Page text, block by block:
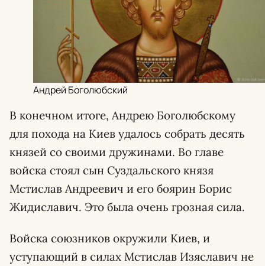
Андрей Боголюбский
В конечном итоге, Андрею Боголюбскому
для похода на Киев удалось собрать десять
князей со своими дружинами. Во главе
войска стоял сын Суздальского князя
Мстислав Андреевич и его боярин Борис
Жидиславич. Это была очень грозная сила.
Войска союзников окружили Киев, и
уступающий в силах Мстислав Изяславич не